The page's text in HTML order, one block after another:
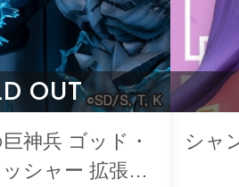
OUT
神兵 ゴッド・
シャー 拡張パ
シャ